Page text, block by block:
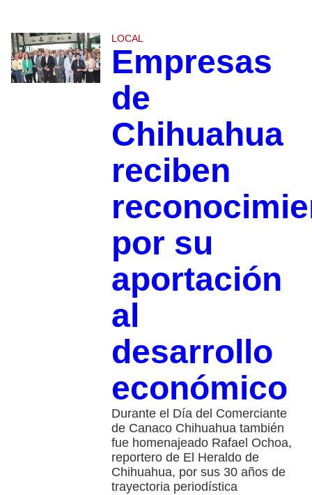
LOCAL
Empresas
de
Chihuahua
reciben
por su
aportación
al
desarrollo
económico
Durante el Día del Comerciante
de Canaco Chihuahua también
fue homenajeado Rafael Ochoa,
reportero de El Heraldo de
Chihuahua, por sus 30 años de
trayectoria periodística